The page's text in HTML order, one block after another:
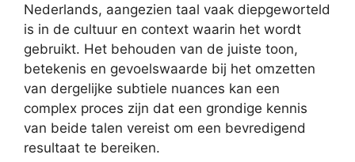
Nederlands, aangezien taal vaak diepgeworteld
is in de cultuur en context waarin het wordt
gebruikt. Het behouden van de juiste toon,
betekenis en gevoelswaarde bij het omzetten
van dergelijke subtiele nuances kan een
complex proces zijn dat een grondige kennis
van beide talen vereist om een bevredigend
resultaat te bereiken.